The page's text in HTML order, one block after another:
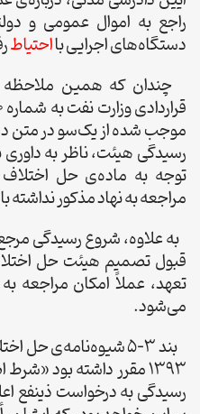
راجع به اموال عمومی و
دستگاه‌های اجرایی بااحتیاط
چندان که همین ملاحظه
موجب شده از یک‌سو در متن
رسیدگی هیئت، ناظر به داوری
توجه به ماده‌ی حل اختلاف
مراجعه به نهاد مذکور نداشته
به علاوه، شروع رسیدگی
قبول تصمیم هیئت حل
تعهد، عملاً امکان مراجعه
می‌شود.
بند 3-5 شیوه‌نامه‌ی
1393 مقرر داشته بود
رسیدگی به درخواست ذینفع